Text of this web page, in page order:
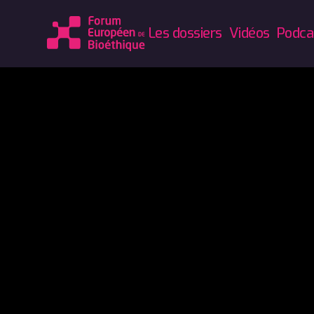
Les dossiers Vidéos